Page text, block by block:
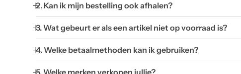
2. Kan ik mijn bestelling ook afhalen?
3. Wat gebeurt er als een artikel niet op voorraad is?
4. Welke betaalmethoden kan ik gebruiken?